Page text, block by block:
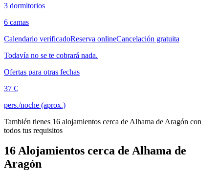
3 dormitorios
6 camas
Calendario verificadoReserva onlineCancelación gratuita
Todavía no se te cobrará nada.
Ofertas para otras fechas
37 €
pers./noche (aprox.)
También tienes 16 alojamientos cerca de Alhama de Aragón con
todos tus requisitos
16 Alojamientos cerca de Alhama de
Aragón